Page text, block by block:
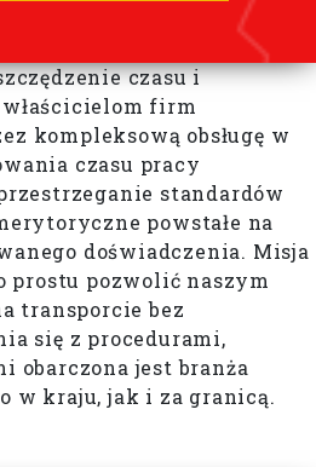
czasu i
firm
kompleksową obsługę w
czasu pracy
standardów
powstałe na
doświadczenia. Misja
prostu pozwolić naszym
transporcie bez
się z procedurami,
obarczona jest branża
w kraju, jak i za granicą.